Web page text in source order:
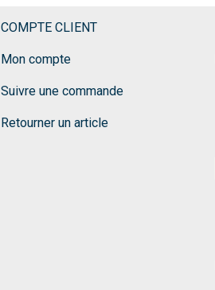
COMPTE CLIENT
Mon compte
Suivre une commande
Retourner un article